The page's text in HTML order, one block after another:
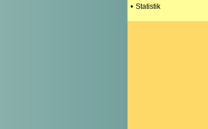
• Statistik